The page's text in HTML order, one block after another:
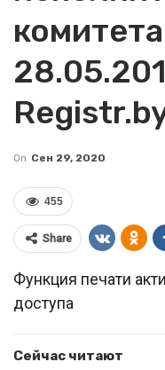
On Сен 29, 2020
455
Share
Функция печати
доступа
Сейчас читают